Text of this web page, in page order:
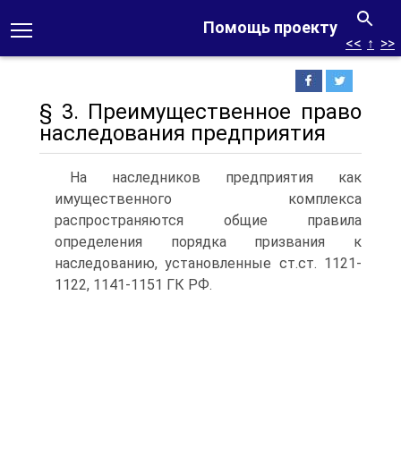
Помощь проекту
<< ↑ >>
§ 3. Преимущественное право
наследования предприятия
На наследников предприятия как
имущественного комплекса
распространяются общие правила
определения порядка призвания к
наследованию, установленные ст.ст. 1121-
1122, 1141-1151 ГК РФ.